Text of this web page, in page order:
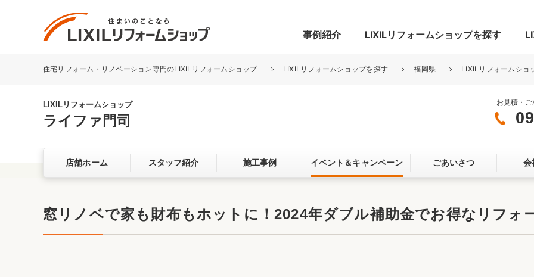
事例紹介
リフォーム事例を探す
洗面化粧室 トイレ 玄関まわり
LIXILリフォームショップを探す
LIXILリフォームショップについて
リノベーシ
住宅リフォーム・リノベーション専門のLIXILリフォームショップ LIXILリフォームショップを探す 福岡県 LIXILリフォームショ
LIXILリフォームショップ
ライファ門司
お見積・
店舗ホーム スタッフ紹介 施工事例 イベント＆キャンペーン ごあいさつ 会
窓リノベで家も財布もホットに！2024年ダブル補助金でお得なリフォ